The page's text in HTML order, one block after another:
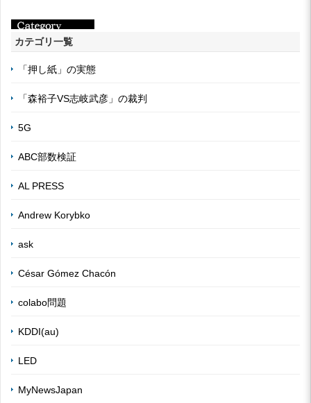
カテゴリ一覧
「押し紙」の実態
「森裕子VS志岐武彦」の裁判
5G
ABC部数検証
AL PRESS
Andrew Korybko
ask
César Gómez Chacón
colabo問題
KDDI(au)
LED
MyNewsJapan